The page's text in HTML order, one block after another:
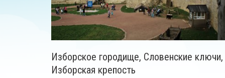
Изборское городище, Словенские ключи,
Изборская крепость